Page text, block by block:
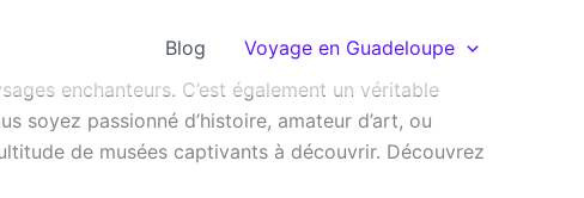
Blog Voyage en Guadeloupe
enchanteurs. C’est également un véritable
soyez passionné d’histoire, amateur d’art, ou
de musées captivants à découvrir. Découvrez